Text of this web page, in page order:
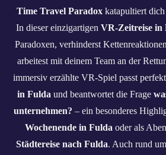
Time Travel Paradoxkatapultiert
In dieser einzigartigen VR‑Zeitreise in
Paradoxen, verhinderst
arbeitest mit deinem Team an der
immersiv erzählte VR‑Spiel passt
in Fulda und beantwortet die Frage
unternehmen? – ein besonderes
Wochenende in Fulda oder als
Städtereise nach Fulda. Auch rund